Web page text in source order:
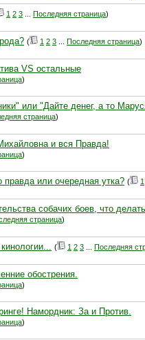
1 2 3 Последняя страница)
( 1 2 3 Последняя страница)
VS остальные
)
или "Дайте денег, а то
страница)
и вся Правда!
)
правда или очередная утка? (
1
собачих боев, что делать
страница)
( 1 2 3
Последняя
обострения.
)
Намордник: За и Против.
)